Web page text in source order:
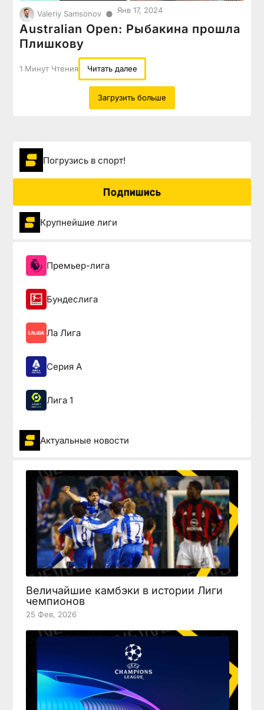
Valeriy Samsonov ● Янв 17, 2024
Australian Open: Рыбакина прошла
Плишкову
1 Минут Чтения Читать далее
Загрузить больше
Погрузиcь в спорт!
Подпишись
Крупнейшие лиги
Премьер-лига
Бундеслига
Ла Лига
Серия А
Лига 1
Актуальные новости
Величайшие камбэки в истории Лиги
чемпионов
25 Фев, 2026